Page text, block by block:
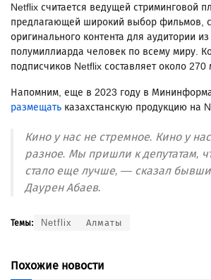
Netflix считается ведущей стриминговой
предлагающей широкий выбор фильмов,
оригинального контента для аудитории
полумиллиарда человек по всему миру.
подписчиков Netflix составляет около
Напомним, еще в 2023 году в
размещать казахстанскую продукцию на
Кино у нас не стремное. Кино у
разное. Мы пришли к депутатам,
стало еще лучше, — сказал
Даурен Абаев.
Темы: Netflix Алматы
Похожие новости